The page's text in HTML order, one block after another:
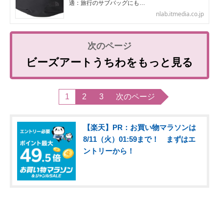
適：旅行のサブバッグにも…
nlab.itmedia.co.jp
ビーズアートうちわをもっと見る
1 2 3 次のページ
【楽天】PR：お買い物マラソンは
8/11（火）01:59まで！ まずはエ
ントリーから！